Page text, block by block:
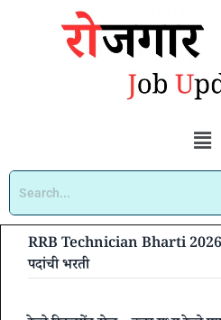
RRB Technician Bharti 2026
पदांची भरती